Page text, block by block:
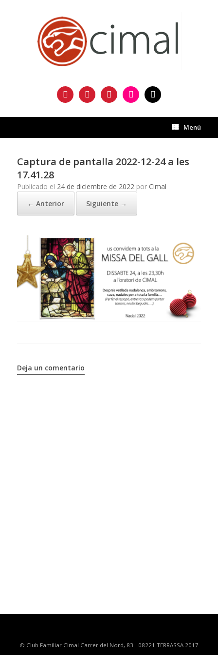
facebooktwitter instagramflickr mail
Menú
Captura de pantalla 2022-12-24 a les
17.41.28
Publicado el 24 de diciembre de 2022 por Cimal
← Anterior
Siguiente →
Deja un comentario
© Club Familiar Cimal Carrer del Nord, 83 - 08221 TERRASSA 2017